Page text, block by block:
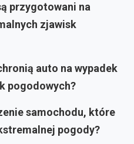
przygotowani na
zjawisk
auto na wypadek
pogodowych?
samochodu, które
pogody?